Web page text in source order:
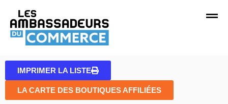
IMPRIMER LA LISTE
LA CARTE DES BOUTIQUES AFFILIÉES